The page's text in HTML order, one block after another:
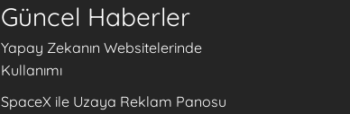
Güncel Haberler
Yapay Zekanın Websitelerinde
Kullanımı
SpaceX ile Uzaya Reklam Panosu